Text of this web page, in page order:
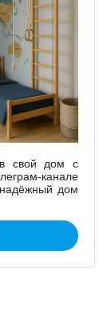
свой дом с
канале
надёжный дом